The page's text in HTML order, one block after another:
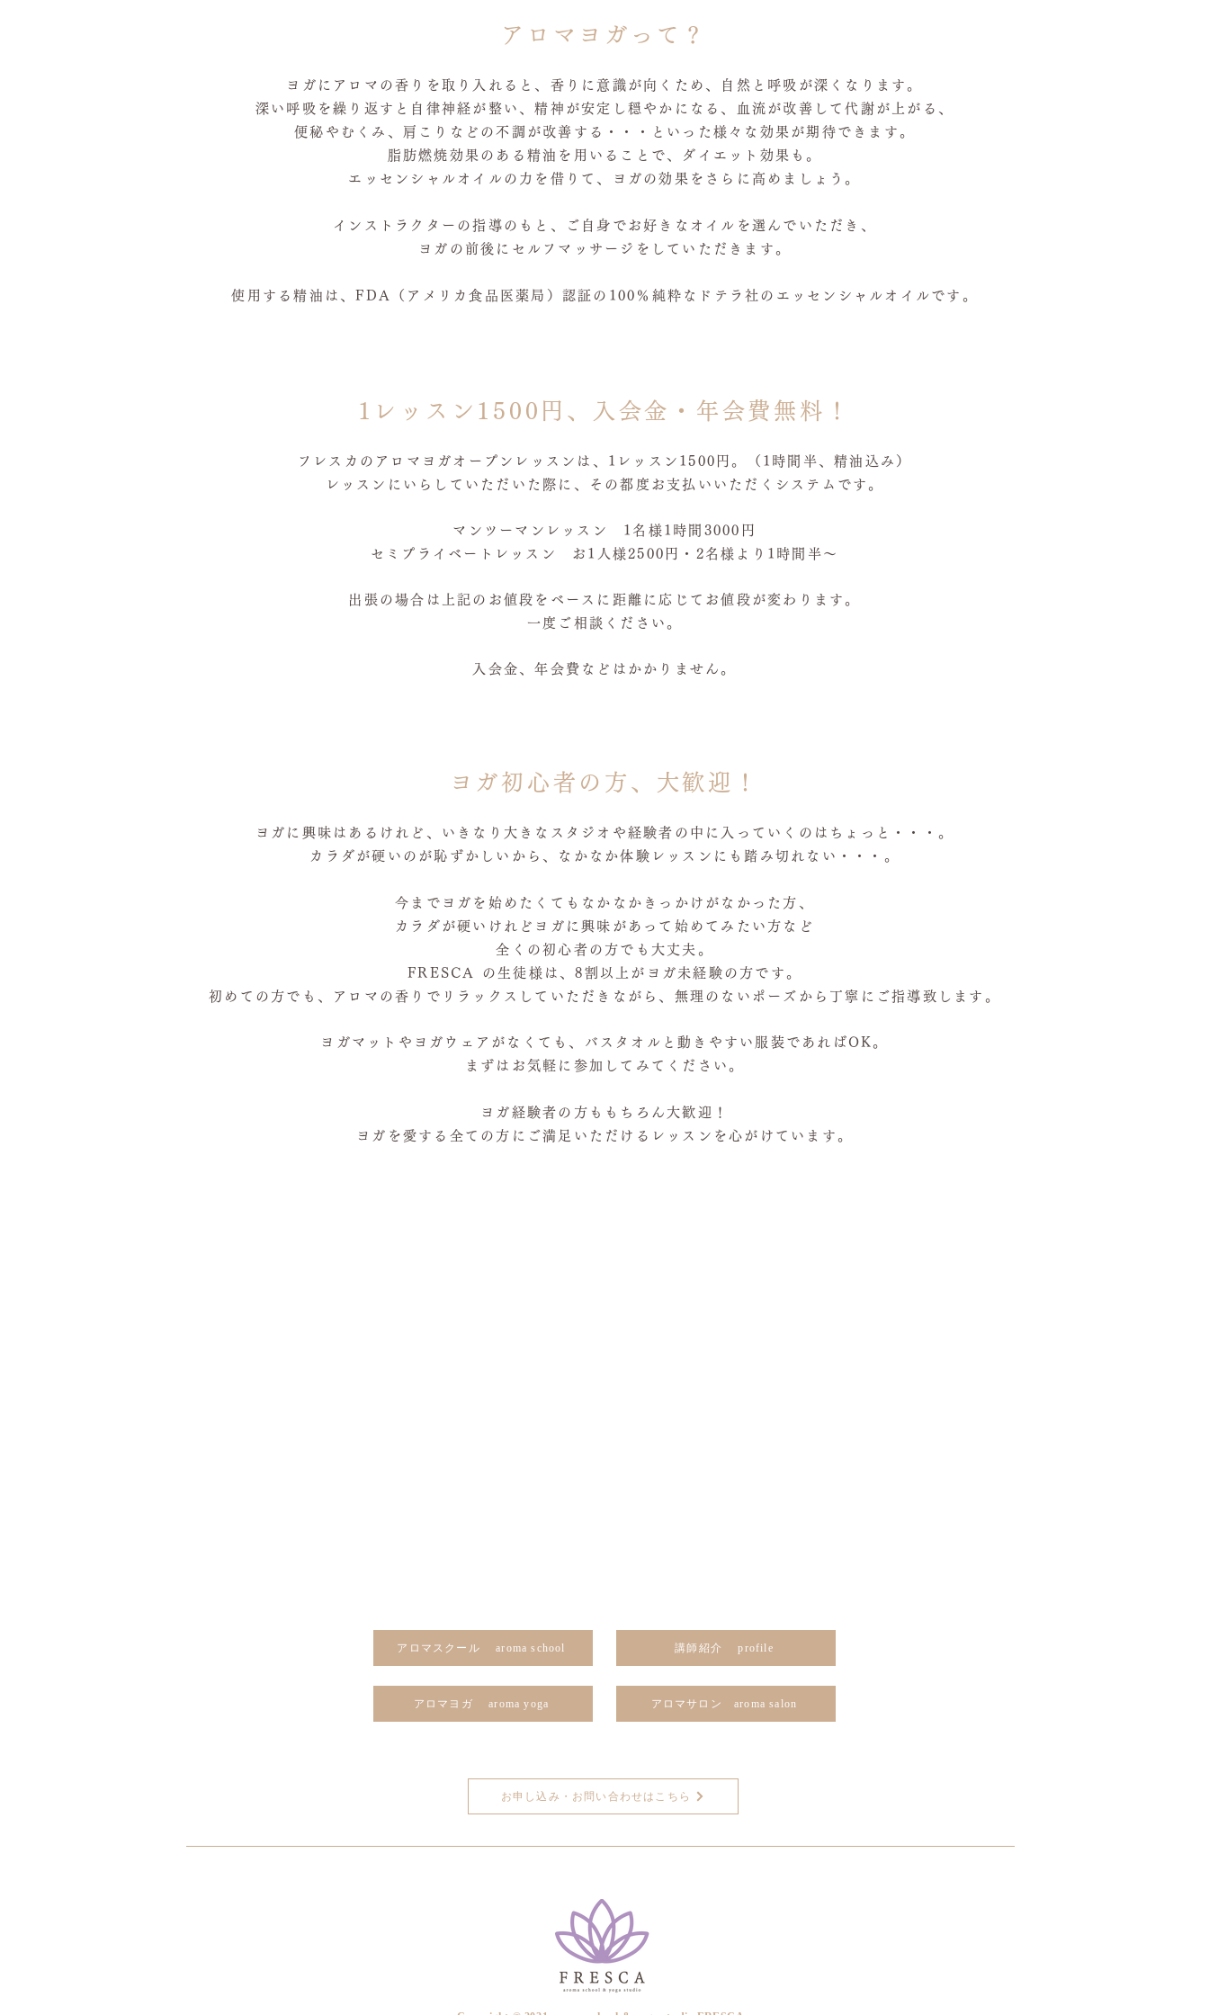
アロマヨガって？
ヨガにアロマの香りを取り入れると、香りに意識が向くため、自然と呼吸が深くなります。
深い呼吸を繰り返すと自律神経が整い、精神が安定し穏やかになる、血流が改善して代謝が上がる、
便秘やむくみ、肩こりなどの不調が改善する・・・といった様々な効果が期待できます。
脂肪燃焼効果のある精油を用いることで、ダイエット効果も。
エッセンシャルオイルの力を借りて、ヨガの効果をさらに高めましょう。
インストラクターの指導のもと、ご自身でお好きなオイルを選んでいただき、
ヨガの前後にセルフマッサージをしていただきます。
使用する精油は、FDA（アメリカ食品医薬局）認証の100％純粋なドテラ社のエッセンシャルオイルです。
1レッスン1500円、入会金・年会費無料！
フレスカのアロマヨガオープンレッスンは、1レッスン1500円。（1時間半、精油込み）
レッスンにいらしていただいた際に、その都度お支払いいただくシステムです。
マンツーマンレッスン 1名様1時間3000円
セミプライベートレッスン お1人様2500円・2名様より1時間半〜
出張の場合は上記のお値段をベースに距離に応じてお値段が変わります。
一度ご相談ください。
入会金、年会費などはかかりません。
ヨガ初心者の方、大歓迎！
ヨガに興味はあるけれど、いきなり大きなスタジオや経験者の中に入っていくのはちょっと・・・。
カラダが硬いのが恥ずかしいから、なかなか体験レッスンにも踏み切れない・・・。
今までヨガを始めたくてもなかなかきっかけがなかった方、
カラダが硬いけれどヨガに興味があって始めてみたい方など
全くの初心者の方でも大丈夫。
FRESCA の生徒様は、8割以上がヨガ未経験の方です。
初めての方でも、アロマの香りでリラックスしていただきながら、無理のないポーズから丁寧にご指導致します。
ヨガマットやヨガウェアがなくても、バスタオルと動きやすい服装であればOK。
まずはお気軽に参加してみてください。
ヨガ経験者の方ももちろん大歓迎！
ヨガを愛する全ての方にご満足いただけるレッスンを心がけています。
アロマスクール aroma school 講師紹介 profile
アロマヨガ aroma yoga アロマサロン aroma salon
お申し込み・お問い合わせはこちら